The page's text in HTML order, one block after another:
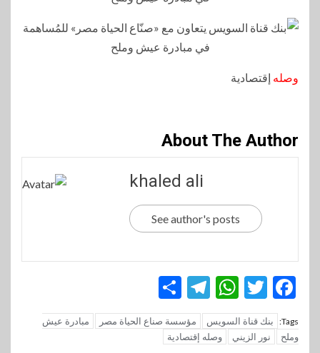
وصله إقتصادية
About The Author
khaled ali
See author's posts
Facebook
Twitter
WhatsApp
Telegram
Tags: بنك قناة السويس مؤسسة صناع الحياة مصر
مبادرة عيش
وملح
نور الزيني وصله إقتصادية